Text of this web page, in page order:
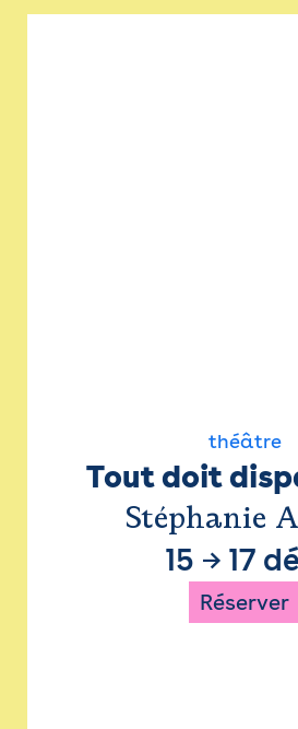
théâtre
Tout doit
Stéphanie
15 → 17
Réserver